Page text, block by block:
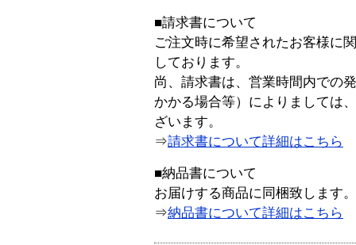
■請求書について
ご注文時に希望されたお客様に
しております。
尚、請求書は、営業時間内での
かかる場合等）によりましては
ざいます。
⇒請求書について詳細はこちら
■納品書について
お届けする商品に同梱致します。
⇒納品書について詳細はこちら